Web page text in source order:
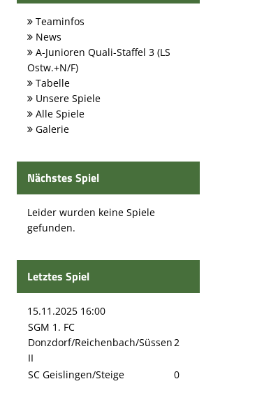
Teaminfos
News
A-Junioren Quali-Staffel 3 (LS
Ostw.+N/F)
Tabelle
Unsere Spiele
Alle Spiele
Galerie
Nächstes Spiel
Leider wurden keine Spiele
gefunden.
Letztes Spiel
15.11.2025 16:00
SGM 1. FC
Donzdorf/Reichenbach/Süssen
II
2
SC Geislingen/Steige 0